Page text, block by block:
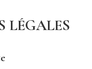
LÉGALES